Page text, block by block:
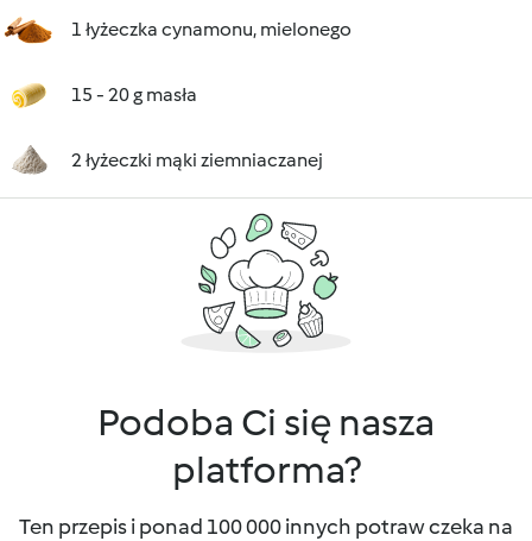
1 łyżeczka cynamonu, mielonego
15 - 20 g masła
2 łyżeczki mąki ziemniaczanej
Podoba Ci się nasza
platforma?
Ten przepis i ponad 100 000 innych potraw czeka na